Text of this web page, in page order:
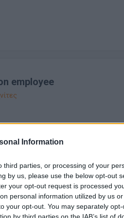
Information
parties, or processing of your
by us, please use the below opt-out
your opt-out request is processed
personal information utilized by us
your opt-out. You may separately
employee
Specialist – Build
a Lifetime